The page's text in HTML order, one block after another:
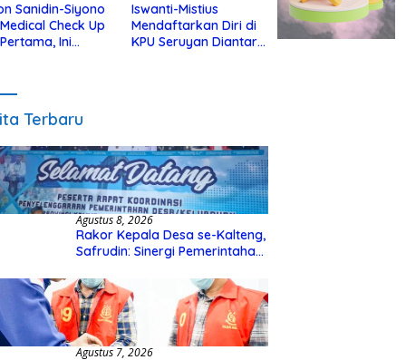
Sanidin-Siyono
Check Up
Ini
Iswanti-Mistius
Mendaftarkan Diri di
KPU Seruyan Diantar
Terbaru
Agustus 8, 2026
Rakor Kepala Desa se-Kalteng,
Safrudin: Sinergi Pemerintahan
Pembangunan Desa
Agustus 7, 2026